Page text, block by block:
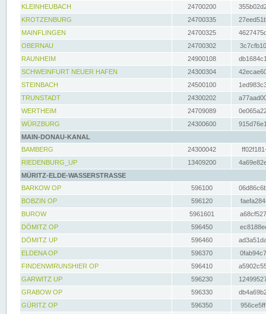
KLEINHEUBACH 24700200
KROTZENBURG
24700335
MAINFLINGEN
24700325
OBERNAU
24700302
RAUNHEIM
24900108
SCHWEINFURT NEUER HAFEN
24300304
STEINBACH
24500100
TRUNSTADT
24300202
WERTHEIM
24709089
WÜRZBURG
24300600
MAIN-DONAU-KANAL
BAMBERG
24300042
RIEDENBURG_UP
13409200
MÜRITZ-ELDE-WASSERSTRASSE
BARKOW OP
596100
BOBZIN OP
596120
BUROW
5961601
DÖMITZ OP
596450
DÖMITZ UP
596460
ELDENA OP
596370
FINDENWIRUNSHIER OP
596410
GARWITZ UP
596230
GRABOW OP
596330
GÜRITZ OP
596350